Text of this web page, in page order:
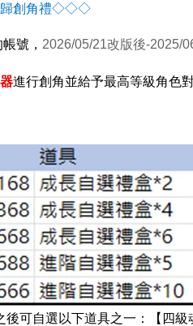
創角禮◇◇◇
號， 2026/05/21改版後-2025/
進行創角並給予最高等級角色
可自選以下道具之一：【四級